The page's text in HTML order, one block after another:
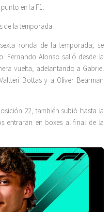
en la F1.
de la temporada.
ronda de la temporada, se
Fernando Alonso salió desde la
vuelta, adelantando a Gabriel
Bottas y a Oliver Bearman
22, también subió hasta la
entraran en boxes al final de la